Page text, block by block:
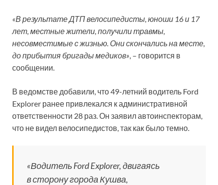
«В результате ДТП велосипедисты, юноши 16 и 17
лет, местные жители, получили травмы,
несовместимые с жизнью. Они скончались на месте,
до прибытия бригады медиков», – говорится в
сообщении.
В ведомстве добавили, что 49-летний водитель Ford
Explorer ранее привлекался к административной
ответственности 28 раз. Он заявил автоинспекторам,
что не видел велосипедистов, так как было темно.
«Водитель Ford Explorer, двигаясь
в сторону города Кушва,